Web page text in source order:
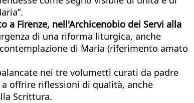
Firenze, nell'Archicenobio dei Servi alla
di una riforma liturgica, anche
di Maria (riferimento amato
nei tre volumetti curati da padre
a offrire riflessioni di qualità, anche
Scrittura.